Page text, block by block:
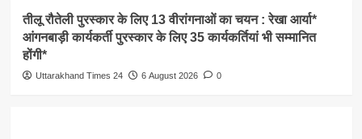
तीलू रौतेली पुरस्कार के लिए 13 वीरांगनाओं का चयन : रेखा आर्या*
आंगनबाड़ी कार्यकर्ती पुरस्कार के लिए 35 कार्यकर्तियां भी सम्मानित
होंगी*
Uttarakhand Times 24 6 August 2026 0